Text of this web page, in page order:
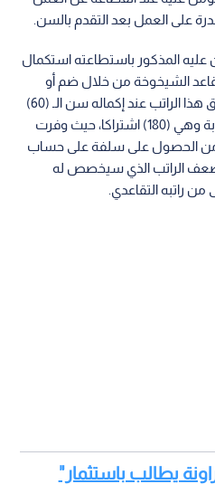
على العمل بعد التقدم بالسن.
المذكور باستطاعته استكمال
الشيخوخة من خلال ضم أو
شراء المدة المتبقية له لاستحقاق هذا الراتب عند إكماله سن الـ (60)
بتحقيق عدد الاشتراكات المطلوبة وهي (180) اشتراكا، حيث وفرت
من الحصول على سلفة على حساب
التقاعدي بما يعادل (25) ضعف الراتب الذي سيخصص له
يطالب باستثمار"